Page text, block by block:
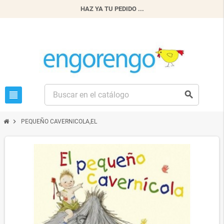
HAZ YA TU PEDIDO ...
view_headline search
chevron_right PEQUEÑO CAVERNICOLA,EL